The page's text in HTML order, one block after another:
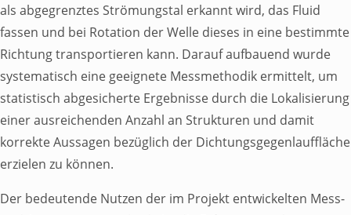
als abgegrenztes Strömungstal erkannt wird, das Fluid
fassen und bei Rotation der Welle dieses in eine bestimmte
Richtung transportieren kann. Darauf aufbauend wurde
systematisch eine geeignete Messmethodik ermittelt, um
statistisch abgesicherte Ergebnisse durch die Lokalisierung
einer ausreichenden Anzahl an Strukturen und damit
korrekte Aussagen bezüglich der Dichtungsgegenlauffläche
erzielen zu können.
Der bedeutende Nutzen der im Projekt entwickelten Mess-
Veranstaltungen
Toggle Submenu
BEARING WORLD
CWD-DSEC